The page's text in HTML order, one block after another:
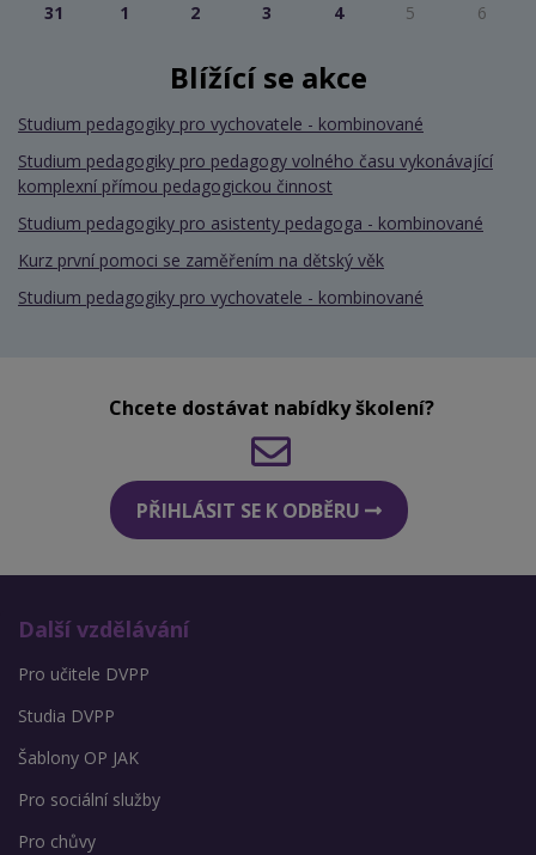
31
1 2 3 4 5 6
Blížící se akce
Studium pedagogiky pro vychovatele - kombinované
Studium pedagogiky pro pedagogy volného času vykonávající
komplexní přímou pedagogickou činnost
Studium pedagogiky pro asistenty pedagoga - kombinované
Kurz první pomoci se zaměřením na dětský věk
Studium pedagogiky pro vychovatele - kombinované
Chcete dostávat nabídky školení?
PŘIHLÁSIT SE K ODBĚRU
Další vzdělávání
Pro učitele DVPP
Studia DVPP
Šablony OP JAK
Pro sociální služby
Pro chůvy